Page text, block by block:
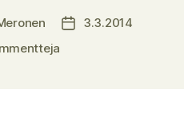
Julkaisupäivämäärä
3.3.2014